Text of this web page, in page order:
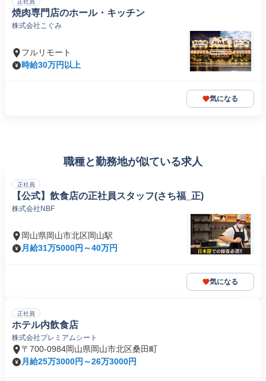
正社員
焼肉専門店のホール・キッチン
株式会社こぐみ
フルリモート
時給30万円以上
気になる
職種と勤務地が似ている求人
正社員
【公式】飲食店の正社員スタッフ(さち福_正)
株式会社NBF
岡山県岡山市北区岡山駅
月給31万5000円～40万円
気になる
正社員
ホテル内飲食店
株式会社プレミアムシート
〒700-0984岡山県岡山市北区桑田町
月給25万3000円～26万3000円